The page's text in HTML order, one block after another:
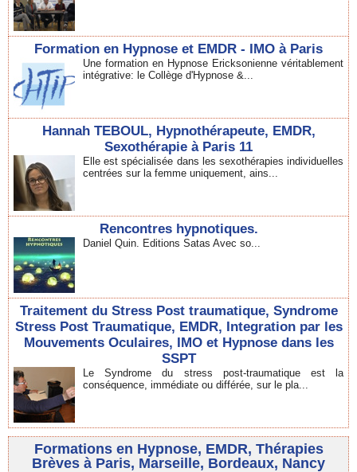
Formation en Hypnose et EMDR - IMO à Paris
Une formation en Hypnose Ericksonienne véritablement
intégrative: le Collège d'Hypnose &...
Hannah TEBOUL, Hypnothérapeute, EMDR,
Sexothérapie à Paris 11
Elle est spécialisée dans les sexothérapies individuelles
centrées sur la femme uniquement, ains...
Rencontres hypnotiques.
Daniel Quin. Editions Satas Avec so...
Traitement du Stress Post traumatique, Syndrome
Stress Post Traumatique, EMDR, Integration par les
Mouvements Oculaires, IMO et Hypnose dans les
SSPT
Le Syndrome du stress post-traumatique est la
conséquence, immédiate ou différée, sur le pla...
Formations en Hypnose, EMDR, Thérapies
Brèves à Paris, Marseille, Bordeaux, Nancy